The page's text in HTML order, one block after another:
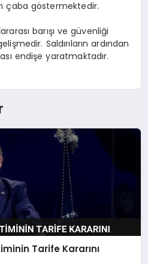
çaba göstermektedir.
barışı ve güvenliği
Saldırıların ardından
endişe yaratmaktadır.
Tarife Kararını